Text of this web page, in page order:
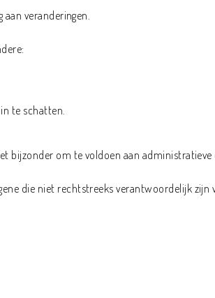
veranderingen.
te schatten.
bijzonder om te voldoen aan administratieve
die niet rechtstreeks verantwoordelijk zijn